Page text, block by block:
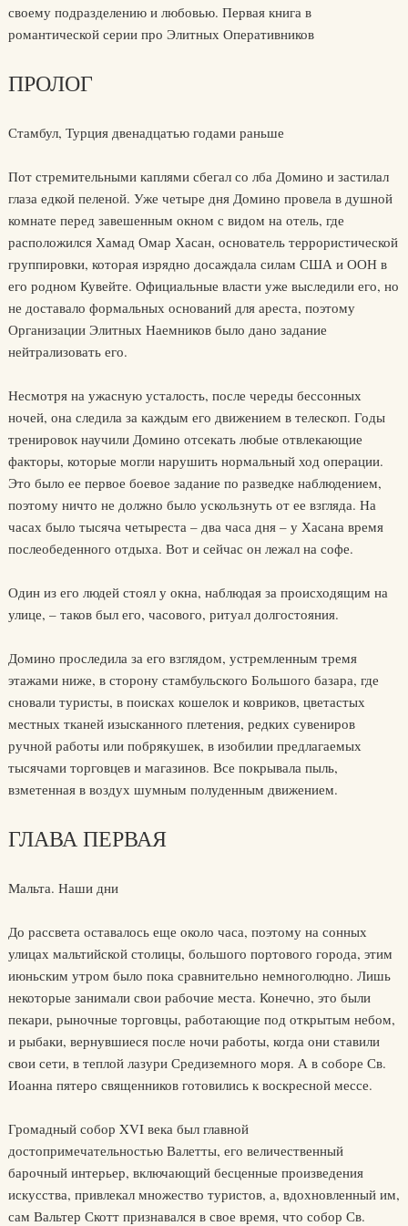
своему подразделению и любовью. Первая книга в
романтической серии про Элитных Оперативников
ПРОЛОГ
Стамбул, Турция двенадцатью годами раньше
Пот стремительными каплями сбегал со лба Домино и застилал
глаза едкой пеленой. Уже четыре дня Домино провела в душной
комнате перед завешенным окном с видом на отель, где
расположился Хамад Омар Хасан, основатель террористической
группировки, которая изрядно досаждала силам США и ООН в
его родном Кувейте. Официальные власти уже выследили его, но
не доставало формальных оснований для ареста, поэтому
Организации Элитных Наемников было дано задание
нейтрализовать его.
Несмотря на ужасную усталость, после череды бессонных
ночей, она следила за каждым его движением в телескоп. Годы
тренировок научили Домино отсекать любые отвлекающие
факторы, которые могли нарушить нормальный ход операции.
Это было ее первое боевое задание по разведке наблюдением,
поэтому ничто не должно было ускользнуть от ее взгляда. На
часах было тысяча четыреста – два часа дня – у Хасана время
послеобеденного отдыха. Вот и сейчас он лежал на софе.
Один из его людей стоял у окна, наблюдая за происходящим на
улице, – таков был его, часового, ритуал долгостояния.
Домино проследила за его взглядом, устремленным тремя
этажами ниже, в сторону стамбульского Большого базара, где
сновали туристы, в поисках кошелок и ковриков, цветастых
местных тканей изысканного плетения, редких сувениров
ручной работы или побрякушек, в изобилии предлагаемых
тысячами торговцев и магазинов. Все покрывала пыль,
взметенная в воздух шумным полуденным движением.
ГЛАВА ПЕРВАЯ
Мальта. Наши дни
До рассвета оставалось еще около часа, поэтому на сонных
улицах мальтийской столицы, большого портового города, этим
июньским утром было пока сравнительно немноголюдно. Лишь
некоторые занимали свои рабочие места. Конечно, это были
пекари, рыночные торговцы, работающие под открытым небом,
и рыбаки, вернувшиеся после ночи работы, когда они ставили
свои сети, в теплой лазури Средиземного моря. А в соборе Св.
Иоанна пятеро священников готовились к воскресной мессе.
Громадный собор XVI века был главной
достопримечательностью Валетты, его величественный
барочный интерьер, включающий бесценные произведения
искусства, привлекал множество туристов, а, вдохновленный им,
сам Вальтер Скотт признавался в свое время, что собор Св.